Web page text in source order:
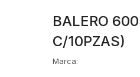
BALERO
C/10PZAS)
Marca: